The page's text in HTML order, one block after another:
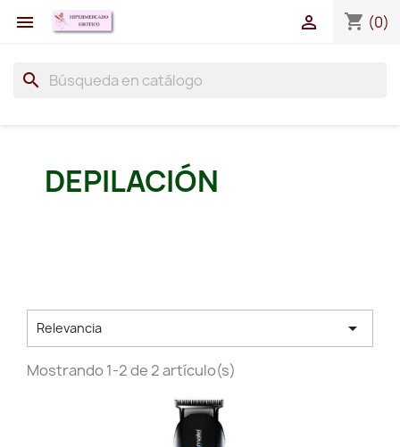
 shopping_cart (0)

search
DEPILACIÓN
Relevancia 
Mostrando 1-2 de 2 artículo(s)